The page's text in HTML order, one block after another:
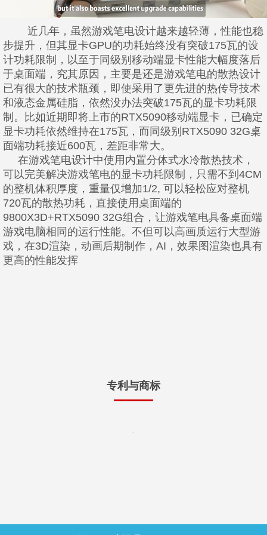
近几年，虽然游戏笔电设计越来越轻薄，性能也稳
步提升，但其显卡GPU的功耗始终没有突破175瓦的设
计功耗限制，以至于同级别移动端显卡性能大幅度落后
于桌面端，究其原因，主要是还是游戏笔电的散热设计
已有很大的技术瓶颈，即使采用了更先进的热传导技术
和液态金属硅脂，依然没办法突破175瓦的显卡功耗限
制。比如近期即将上市的RTX5090移动端显卡，已确定
显卡功耗依然维持在175瓦，而同级别RTX5090 32G桌
面端功耗接近600瓦，差距非常大。
在游戏笔电设计中使用内置分体式水冷散热技术，
可以完美解决游戏笔电的显卡功耗限制，只需不到4CM
的整机体积厚度，重量仅增加1/2, 可以轻松应对整机
720瓦的散热功耗，直接使用桌面端的
9800X3D+RTX5090 32G组合，让游戏笔电具备桌面端
游戏电脑相同的运行性能。不但可以高画质运行大型游
戏，在3D渲染，动画后期制作，AI，效果图渲染也具有
更高的性能发挥
专利与商标